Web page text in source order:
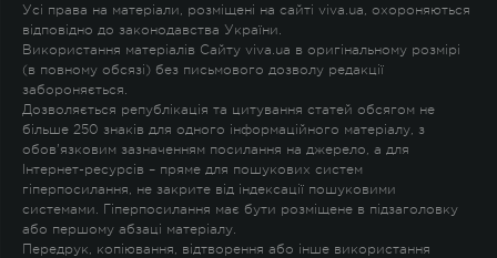
Усі права на матеріали, розміщені на сайті viva.ua, охороняються
відповідно до законодавства України.
Використання матеріалів Сайту viva.ua в оригінальному розмірі
(в повному обсязі) без письмового дозволу редакції
забороняється.
Дозволяється републікація та цитування статей обсягом не
більше 250 знаків для одного інформаційного матеріалу, з
обов'язковим зазначенням посилання на джерело, а для
Інтернет-ресурсів – пряме для пошукових систем
гіперпосилання, не закрите від індексації пошуковими
системами. Гіперпосилання має бути розміщене в підзаголовку
або першому абзаці матеріалу.
Передрук, копіювання, відтворення або інше використання